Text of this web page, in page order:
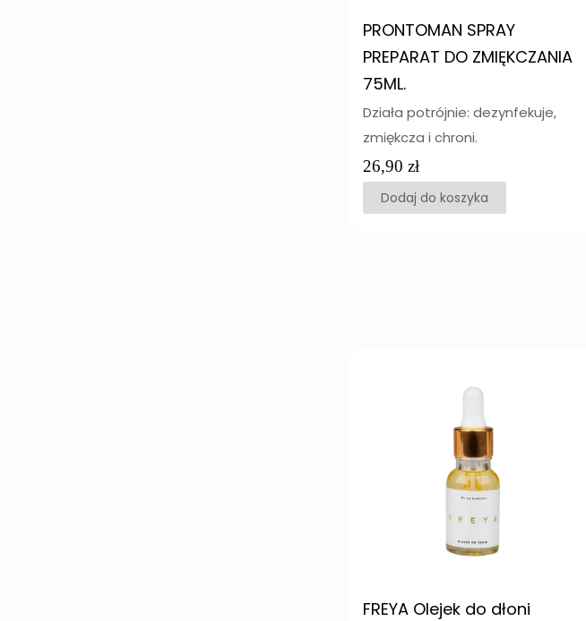
PRONTOMAN SPRAY
PREPARAT DO ZMIĘKCZANIA
75ML.
Działa potrójnie: dezynfekuje,
zmiękcza i chroni.
26,90zł
Dodaj do koszyka
FREYA Olejek do dłoni